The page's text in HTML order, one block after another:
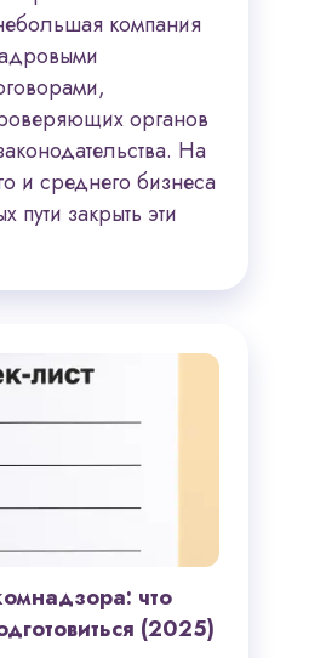
компания
органов
На
и среднего бизнеса
пути закрыть эти
что
(2025)